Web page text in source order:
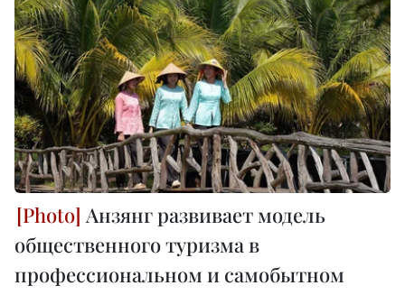
Анзянг развивает модель
общественного туризма в
профессиональном и самобытном